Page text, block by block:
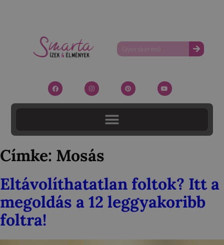
Címke: Mosás
Eltávolíthatatlan foltok? Itt a
megoldás a 12 leggyakoribb
foltra!